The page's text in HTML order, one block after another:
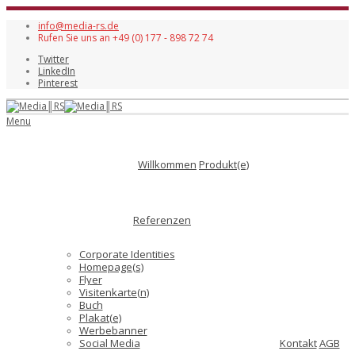
info@media-rs.de
Rufen Sie uns an +49 (0) 177 - 898 72 74
Twitter
LinkedIn
Pinterest
Menu
Willkommen Produkt(e)
Referenzen
Corporate Identities
Homepage(s)
Flyer
Visitenkarte(n)
Buch
Plakat(e)
Werbebanner
Social Media
KontaktAGB